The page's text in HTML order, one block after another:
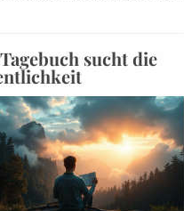
sucht die